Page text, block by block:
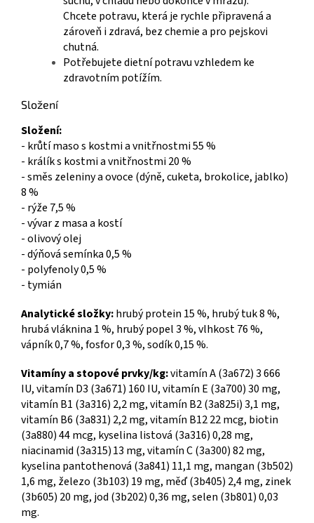
Chcete potravu, která je rychle připravená a
zároveň i zdravá, bez chemie a pro pejskovi
chutná.
Potřebujete dietní potravu vzhledem ke
zdravotním potížím.
Složení
Složení:
- krůtí maso s kostmi a vnitřnostmi 55 %
- králík s kostmi a vnitřnostmi 20 %
- směs zeleniny a ovoce (dýně, cuketa, brokolice, jablko)
8 %
- rýže 7,5 %
- vývar z masa a kostí
- olivový olej
- dýňová semínka 0,5 %
- polyfenoly 0,5 %
- tymián
Analytické složky:hrubý protein 15 %, hrubý tuk 8 %,
hrubá vláknina 1 %, hrubý popel 3 %, vlhkost 76 %,
vápník 0,7 %, fosfor 0,3 %, sodík 0,15 %.
Vitamíny a stopové prvky/kg:vitamín A (3a672) 3 666
IU, vitamín D3 (3a671) 160 IU, vitamín E (3a700) 30 mg,
vitamín B1 (3a316) 2,2 mg, vitamín B2 (3a825i) 3,1 mg,
vitamín B6 (3a831) 2,2 mg, vitamín B12 22 mcg, biotin
(3a880) 44 mcg, kyselina listová (3a316) 0,28 mg,
niacinamid (3a315) 13 mg, vitamín C (3a300) 82 mg,
kyselina pantothenová (3a841) 11,1 mg, mangan (3b502)
1,6 mg, železo (3b103) 19 mg, měď (3b405) 2,4 mg, zinek
(3b605) 20 mg, jod (3b202) 0,36 mg, selen (3b801) 0,03
mg.